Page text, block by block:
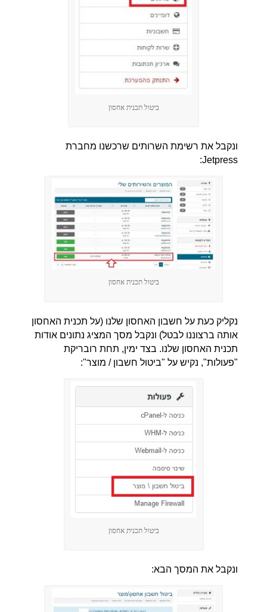
ביטול תכנית אחסון
ונקבל את רשימת השרותים שרכשנו מחברת
Jetpress:
ביטול תכנית אחסון
נקליק כעת על חשבון האחסון שלנו (על תכנית האחסון
אותה ברצוננו לבטל) ונקבל מסך המציג נתונים אודות
תכנית האחסון שלנו. בצד ימין, תחת רובריקת
"פעולות", נקיש על "ביטול חשבון / מוצר":
ביטול תכנית אחסון
ונקבל את המסך הבא: